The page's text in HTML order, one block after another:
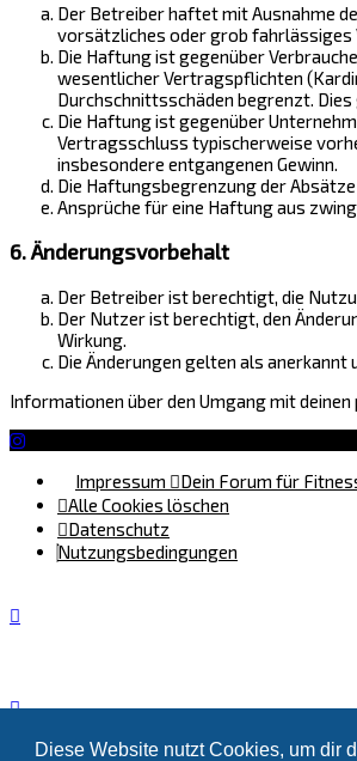
Diese Website nutzt Cookies, um dir
Der Betreiber haftet mit Ausnahme
vorsätzliches oder grob fahrlässiges
Die Haftung ist gegenüber
wesentlicher Vertragspflichten
Durchschnittsschäden begrenzt.
Die Haftung ist gegenüber
Vertragsschluss typischerweise
insbesondere entgangenen Gewinn.
Die Haftungsbegrenzung der
Ansprüche für eine Haftung aus
6. Änderungsvorbehalt
Der Betreiber ist berechtigt, die
Der Nutzer ist berechtigt, den
Wirkung.
Die Änderungen gelten als
Informationen über den Umgang mit
Impressum
Dein Forum für
Alle Cookies löschen
Datenschutz
Nutzungsbedingungen
Deutsche Übersetzung durchphpBB.de